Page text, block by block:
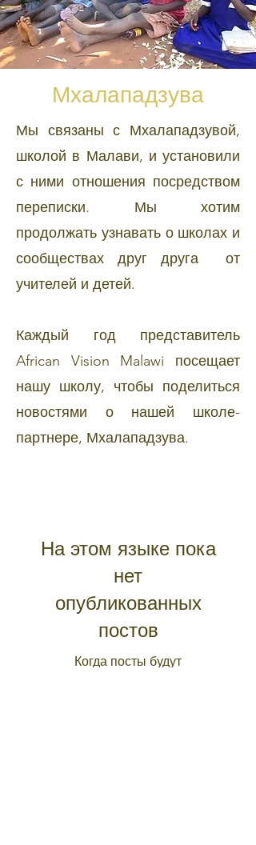
Мхалападзува
Мы связаны с Мхалападзувой,
школой в Малави, и установили
с ними отношения посредством
переписки. Мы хотим
продолжать узнавать о школах и
сообществах друг друга от
учителей и детей.
Каждый год представитель
African Vision Malawi посещает
нашу школу, чтобы поделиться
новостями о нашей школе-
партнере, Мхалападзува.
На этом языке пока
нет
опубликованных
постов
Когда посты будут